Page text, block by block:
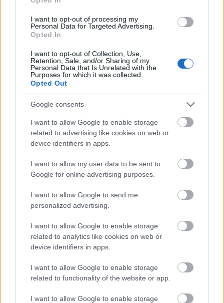
I want to opt-out of processing my
Personal Data for Targeted Advertising.
Opted In
I want to opt-out of Collection, Use,
Retention, Sale, and/or Sharing of my
Personal Data that Is Unrelated with the
Purposes for which it was collected.
Opted Out
Google consents
I want to allow Google to enable storage
related to advertising like cookies on web or
device identifiers in apps.
I want to allow my user data to be sent to
Google for online advertising purposes.
I want to allow Google to send me
personalized advertising.
I want to allow Google to enable storage
related to analytics like cookies on web or
device identifiers in apps.
I want to allow Google to enable storage
related to functionality of the website or app.
I want to allow Google to enable storage
a szomszéd ház, a Csángó utca 12 udvara, régen
még volt egy átjáró a két ház között